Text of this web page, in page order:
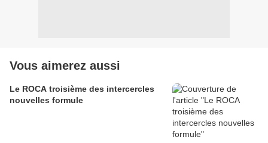
Vous aimerez aussi
Le ROCA troisième des intercercles
nouvelles formule